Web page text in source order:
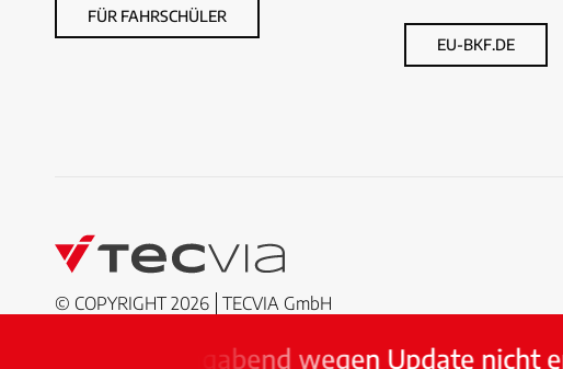
Am Sonntagabend wegen Update nicht
FÜR FAHRSCHÜLER
EU-BKF.DE
© COPYRIGHT 2026 TECVIA GmbH